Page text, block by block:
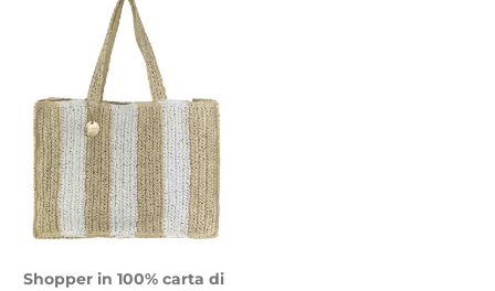
Shopper in 100% carta di